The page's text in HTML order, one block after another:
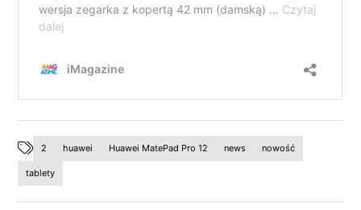
2 huawei Huawei MatePad Pro 12 news nowość
tablety